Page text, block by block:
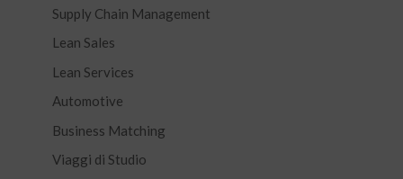
Supply Chain Management
Lean Sales
Lean Services
Automotive
Business Matching
Viaggi di Studio